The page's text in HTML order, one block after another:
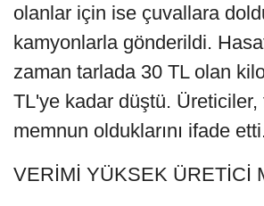
olanlar için ise çuvallara
kamyonlarla gönderildi.
zaman tarlada 30 TL olan
TL'ye kadar düştü. Üreticiler,
memnun olduklarını ifade
VERİMİ YÜKSEK ÜRETİCİ